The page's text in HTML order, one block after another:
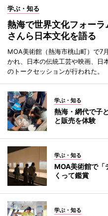
学ぶ・知る
熱海で世界文化フォー
さんら日本文化を語る
MOA美術館（熱海市桃山町）で7
かれ、日本の伝統工芸や映画、日
のトークセッションが行われた。
学ぶ・知る
熱海・網代で子
と販売を体験
学ぶ・知る
MOA美術館で
くって鑑賞
学ぶ・知る